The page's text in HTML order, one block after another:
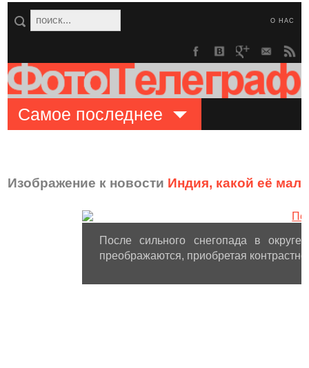
О НАС
Самое последнее
Изображение к новости Индия, какой её мало
После сильного снегопада в
преображаются, приобретая